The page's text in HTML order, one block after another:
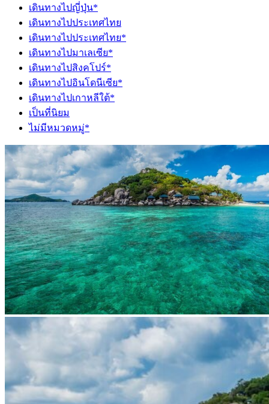
เดินทางไปญี่ปุ่น*
เดินทางไปประเทศไทย
เดินทางไปประเทศไทย*
เดินทางไปมาเลเซีย*
เดินทางไปสิงคโปร์*
เดินทางไปอินโดนีเซีย*
เดินทางไปเกาหลีใต้*
เป็นที่นิยม
ไม่มีหมวดหมู่*